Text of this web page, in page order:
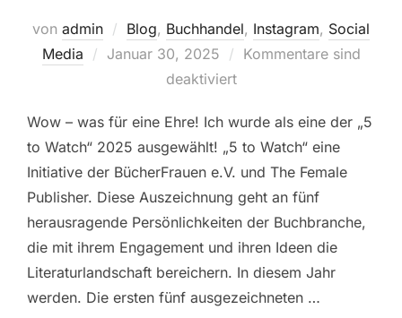
von admin Blog, Buchhandel, Instagram, Social
Media
Veröffentlicht
Januar 30, 2025
Kommentare sind
deaktiviert
Wow – was für eine Ehre! Ich wurde als eine der „5
to Watch“ 2025 ausgewählt! „5 to Watch“ eine
Initiative der BücherFrauen e.V. und The Female
Publisher. Diese Auszeichnung geht an fünf
herausragende Persönlichkeiten der Buchbranche,
die mit ihrem Engagement und ihren Ideen die
Literaturlandschaft bereichern. In diesem Jahr
werden. Die ersten fünf ausgezeichneten …